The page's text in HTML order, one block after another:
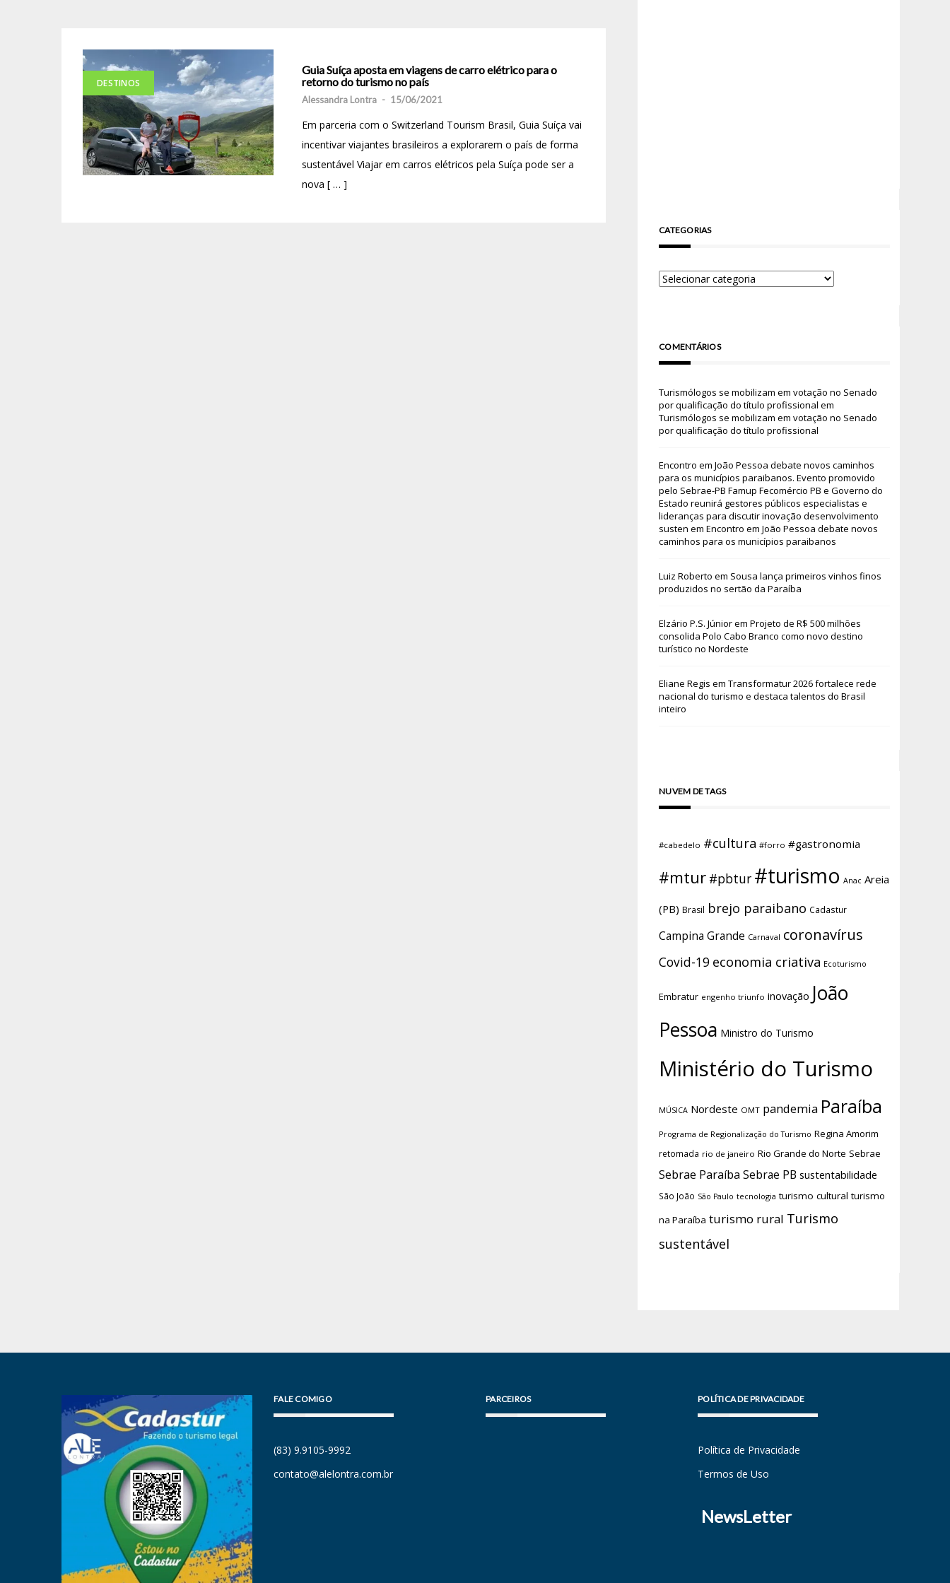
DESTINOS
Guia Suíça aposta em viagens de carro elétrico para o
retorno do turismo no país
Alessandra Lontra - 15/06/2021
Em parceria com o Switzerland Tourism Brasil, Guia Suíça vai
incentivar viajantes brasileiros a explorarem o país de forma
sustentável Viajar em carros elétricos pela Suíça pode ser a
nova [ … ]
CATEGORIAS
COMENTÁRIOS
Turismólogos se mobilizam em votação no Senado
por qualificação do título profissional em
Turismólogos se mobilizam em votação no Senado
por qualificação do título profissional
Encontro em João Pessoa debate novos caminhos
para os municípios paraibanos. Evento promovido
pelo Sebrae-PB Famup Fecomércio PB e Governo do
Estado reunirá gestores públicos especialistas e
lideranças para discutir inovação desenvolvimento
susten em Encontro em João Pessoa debate novos
caminhos para os municípios paraibanos
Luiz Roberto em Sousa lança primeiros vinhos finos
produzidos no sertão da Paraíba
Elzário P.S. Júniorem Projeto de R$ 500 milhões
consolida Polo Cabo Branco como novo destino
turístico no Nordeste
Eliane Regis em Transformatur 2026 fortalece rede
nacional do turismo e destaca talentos do Brasil
inteiro
NUVEM DE TAGS
#cabedelo #cultura #forro #gastronomia
#mtur #pbtur #turismo Anac Areia
(PB) Brasil brejo paraibano Cadastur
Campina Grande Carnaval coronavírus
Covid-19 economia criativa Ecoturismo
Embratur engenho triunfo inovação João
Pessoa Ministro do Turismo
Ministério do Turismo
MÚSICA Nordeste OMT pandemia Paraíba
Programa de Regionalização do Turismo Regina Amorim
retomada rio de janeiro Rio Grande do Norte Sebrae
Sebrae Paraíba Sebrae PB sustentabilidade
São João São Paulo tecnologia turismo cultural turismo
na Paraíba turismo rural Turismo
sustentável
FALE COMIGO
(83) 9.9105-9992
contato@alelontra.com.br
PARCEIROS POLÍTICA DE PRIVACIDADE
Política de Privacidade
Termos de Uso
NewsLetter